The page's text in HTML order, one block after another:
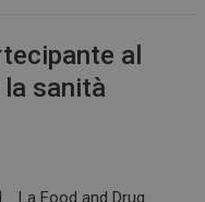
al
la sanità
La Food and Drug